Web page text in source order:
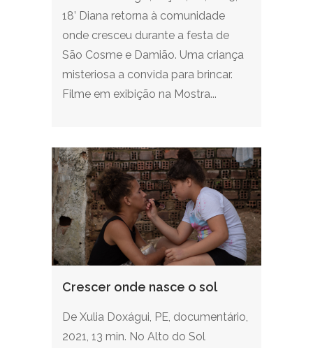
18’ Diana retorna à comunidade
onde cresceu durante a festa de
São Cosme e Damião. Uma criança
misteriosa a convida para brincar.
Filme em exibição na Mostra...
Crescer onde nasce o sol
De Xulia Doxágui, PE, documentário,
2021, 13 min. No Alto do Sol